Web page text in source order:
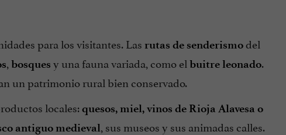
para los visitantes. Las rutas de senderismodel
, bosques y una fauna variada, como el buitre leonado.
un patrimonio rural bien conservado.
locales:quesos, miel, vinos de Rioja Alavesa o
antiguo medieval, sus museos y sus animadas calles.